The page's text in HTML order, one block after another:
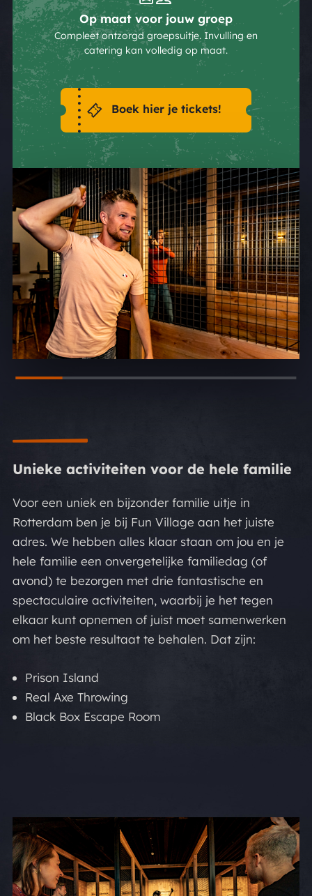
Op maat voor jouw groep
Compleet ontzorgd groepsuitje. Invulling en
catering kan volledig op maat.
Boek hier je tickets!
Unieke activiteiten voor de hele familie
Voor een uniek en bijzonder familie uitje in
Rotterdam ben je bij Fun Village aan het juiste
adres. We hebben alles klaar staan om jou en je
hele familie een onvergetelijke familiedag (of
avond) te bezorgen met drie fantastische en
spectaculaire activiteiten, waarbij je het tegen
elkaar kunt opnemen of juist moet samenwerken
om het beste resultaat te behalen. Dat zijn:
Prison Island
Real Axe Throwing
Black Box Escape Room